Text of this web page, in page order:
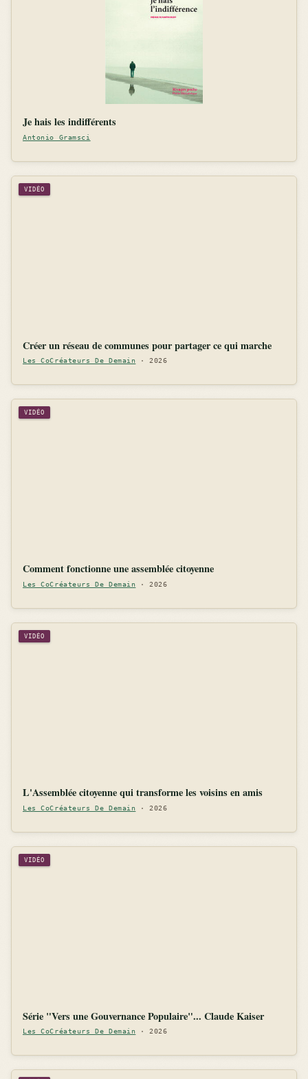
Je hais les indifférents
Antonio Gramsci
VIDÉO
Créer un réseau de communes pour partager ce qui marche
Les CoCréateurs De Demain · 2026
VIDÉO
Comment fonctionne une assemblée citoyenne
Les CoCréateurs De Demain · 2026
VIDÉO
L'Assemblée citoyenne qui transforme les voisins en amis
Les CoCréateurs De Demain · 2026
VIDÉO
Série "Vers une Gouvernance Populaire"... Claude Kaiser
Les CoCréateurs De Demain · 2026